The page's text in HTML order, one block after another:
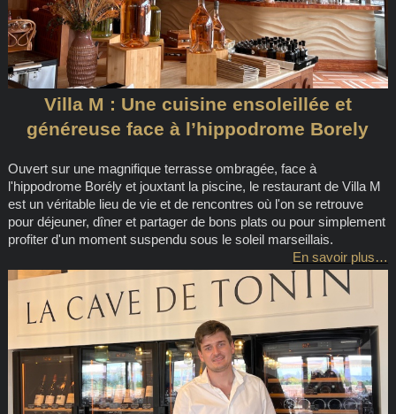
Villa M : Une cuisine ensoleillée et
généreuse face à l’hippodrome Borely
Ouvert sur une magnifique terrasse ombragée, face à
l'hippodrome Borély et jouxtant la piscine, le restaurant de Villa M
est un véritable lieu de vie et de rencontres où l'on se retrouve
pour déjeuner, dîner et partager de bons plats ou pour simplement
profiter d'un moment suspendu sous le soleil marseillais.
En savoir plus…